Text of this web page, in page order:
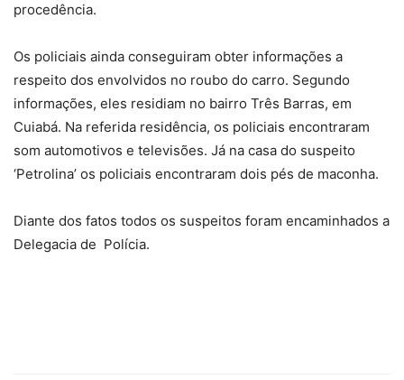
procedência.
Os policiais ainda conseguiram obter informações a
respeito dos envolvidos no roubo do carro. Segundo
informações, eles residiam no bairro Três Barras, em
Cuiabá. Na referida residência, os policiais encontraram
som automotivos e televisões. Já na casa do suspeito
‘Petrolina’ os policiais encontraram dois pés de maconha.
Diante dos fatos todos os suspeitos foram encaminhados a
Delegacia de Polícia.